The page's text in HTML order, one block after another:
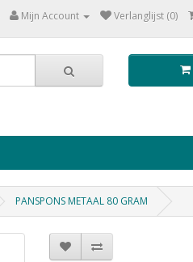
Mijn Account Verlanglijst (0)
PANSPONS METAAL 80 GRAM